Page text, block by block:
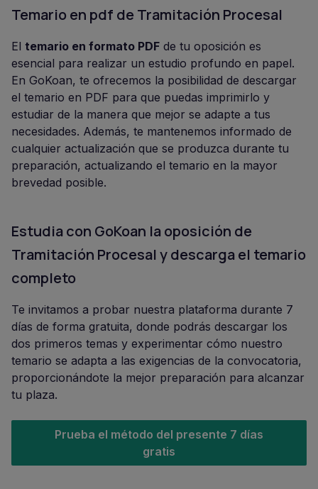
Temario en pdf de Tramitación Procesal
El temario en formato PDF de tu oposición es
esencial para realizar un estudio profundo en papel.
En GoKoan, te ofrecemos la posibilidad de descargar
el temario en PDF para que puedas imprimirlo y
estudiar de la manera que mejor se adapte a tus
necesidades. Además, te mantenemos informado de
cualquier actualización que se produzca durante tu
preparación, actualizando el temario en la mayor
brevedad posible.
Estudia con GoKoan la oposición de
Tramitación Procesal y descarga el temario
completo
Te invitamos a probar nuestra plataforma durante 7
días de forma gratuita, donde podrás descargar los
dos primeros temas y experimentar cómo nuestro
temario se adapta a las exigencias de la convocatoria,
proporcionándote la mejor preparación para alcanzar
tu plaza.
Prueba el método del presente 7 días
gratis